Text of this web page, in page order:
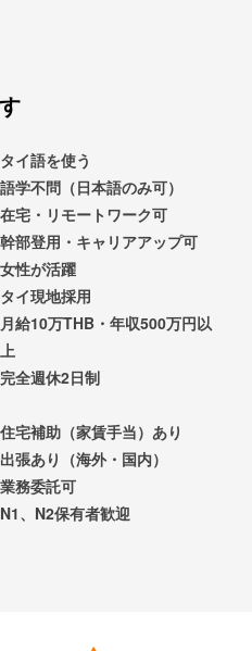
タイ語を使う
語学不問（日本語のみ可）
在宅・リモートワーク可
幹部登用・キャリアアップ可
女性が活躍
タイ現地採用
月給10万THB・年収500万円以
上
完全週休2日制
住宅補助（家賃手当）あり
出張あり（海外・国内）
業務委託可
N1、N2保有者歓迎